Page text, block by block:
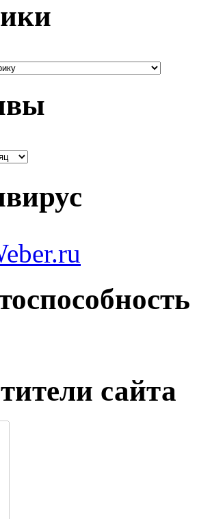
сайта